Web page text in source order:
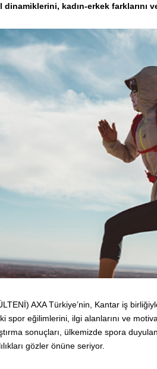
dinamiklerini, kadın-erkek farklarını
AXA Türkiye’nin, Kantar iş
spor eğilimlerini, ilgi alanlarını ve
sonuçları, ülkemizde spora
gözler önüne seriyor.